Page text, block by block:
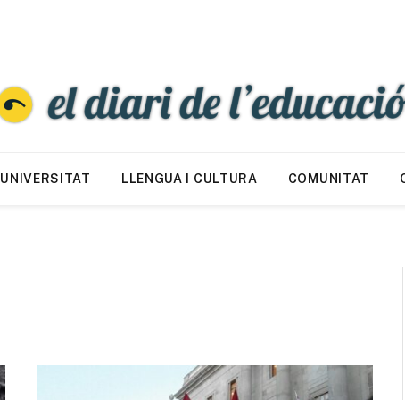
UNIVERSITAT LLENGUA I CULTURA COMUNITAT